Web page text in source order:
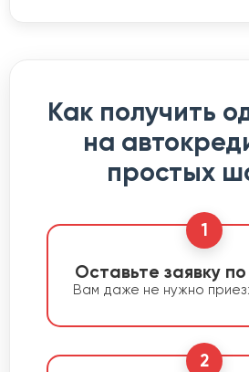
Как получить
на
простых
1
Оставьте заявку
Вам даже не нужно
2